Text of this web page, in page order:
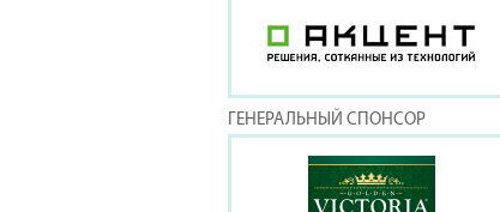
ГЕНЕРАЛЬНЫЙ СПОНСОР